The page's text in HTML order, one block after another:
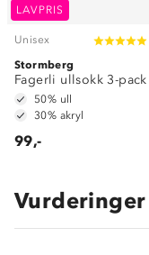
LAVPRIS
Unisex
Stormberg
Fagerli ullsokk 3-pack
50% ull
30% akryl
99,-
Vurderinger